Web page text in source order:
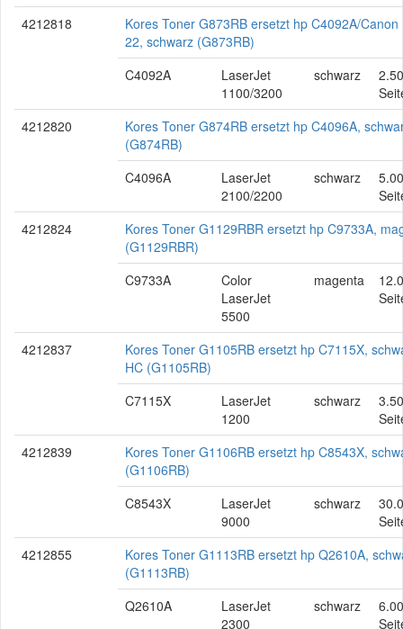
4212818
Kores Toner G873RB ersetzt hp C4092A/Canon
22, schwarz (G873RB)
C4092A
LaserJet
1100/3200
schwarz
4212820
Kores Toner G874RB ersetzt hp C4096A,
(G874RB)
C4096A
LaserJet
2100/2200
schwarz
4212824
Kores Toner G1129RBR ersetzt hp C9733A,
(G1129RBR)
C9733A
Color
LaserJet
5500
magenta
4212837
Kores Toner G1105RB ersetzt hp C7115X,
HC (G1105RB)
C7115X
LaserJet
1200
schwarz
4212839
Kores Toner G1106RB ersetzt hp C8543X,
(G1106RB)
C8543X
LaserJet
9000
schwarz
4212855
Kores Toner G1113RB ersetzt hp Q2610A,
(G1113RB)
Q2610A
LaserJet
2300
schwarz